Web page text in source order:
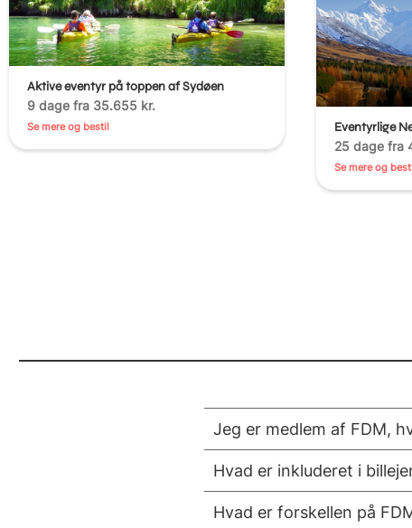
Aktive eventyr på toppen af Sydøen
9 dage fra 35.655 kr.
Se mere og bestil
Eventyrlige
25 dage fra
Se mere og
Jeg er medlem af FDM,
Hvad er inkluderet i
Hvad er forskellen på